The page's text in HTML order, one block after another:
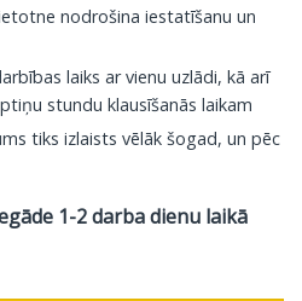
nodrošina iestatīšanu un
laiks ar vienu uzlādi, kā arī
stundu klausīšanās laikam
tiks izlaists vēlāk šogad, un pēc
1-2 darba dienu laikā
ar trokšņu slāpēšanu Px8